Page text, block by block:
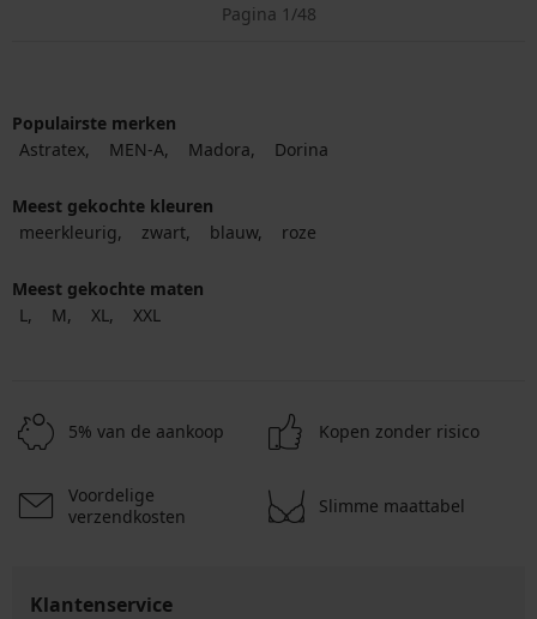
Pagina 1/48
Populairste merken
Astratex
MEN-A Madora Dorina
Meest gekochte kleuren
meerkleurig
zwart blauw roze
Meest gekochte maten
L
M XL XXL
5% van de aankoop Kopen zonder risico
Voordelige
verzendkosten
Slimme maattabel
Klantenservice